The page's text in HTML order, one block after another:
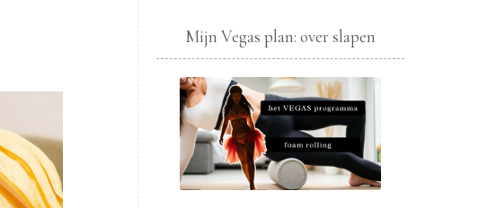
Mijn Vegas plan: over slapen